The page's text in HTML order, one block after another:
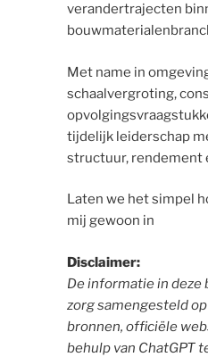
verandertrajecten
Met name in
schaalvergroting,
tijdelijk leiderschap
structuur, rendement
Laten we het simpel
mij gewoon in
Disclaimer:
De informatie in deze
zorg samengesteld
bronnen, officiële
behulp van ChatGPT